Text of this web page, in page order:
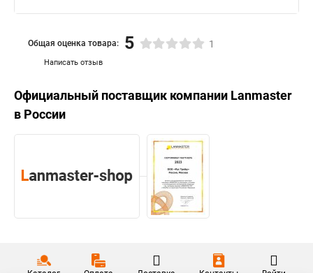
Написать отзыв
Общая оценка товара: 5 1
Официальный поставщик компании Lanmaster
в России